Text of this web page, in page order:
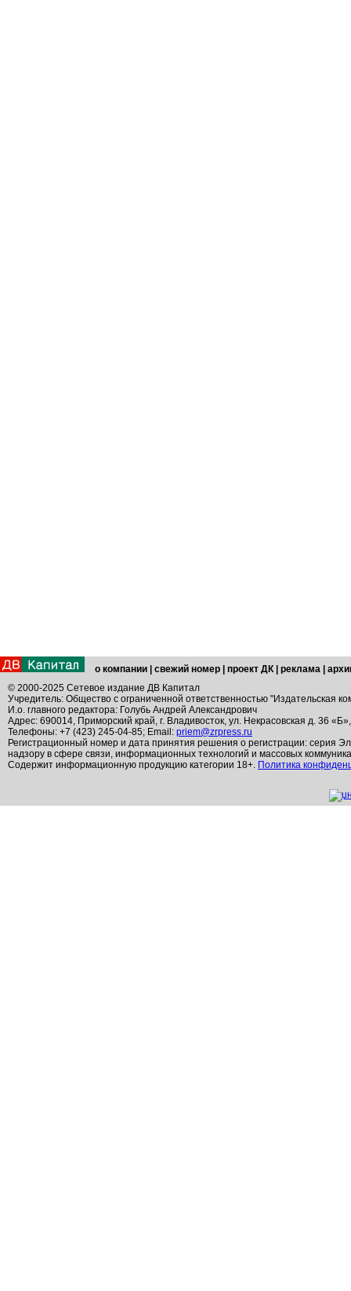
о компании свежий номер проект ДК реклама
© 2000-2025 Сетевое издание ДВ Капитал
Учредитель: Общество с ограниченной ответственностью "Издательская
И.о. главного редактора: Голубь Андрей Александрович
Адрес: 690014, Приморский край, г. Владивосток, ул. Некрасовская д. 36
Телефоны: +7 (423) 245-04-85; Email: priem@zrpress.ru
Регистрационный номер и дата принятия решения о регистрации: серия
надзору в сфере связи, информационных технологий и массовых
Содержит информационную продукцию категории 18+. Политика